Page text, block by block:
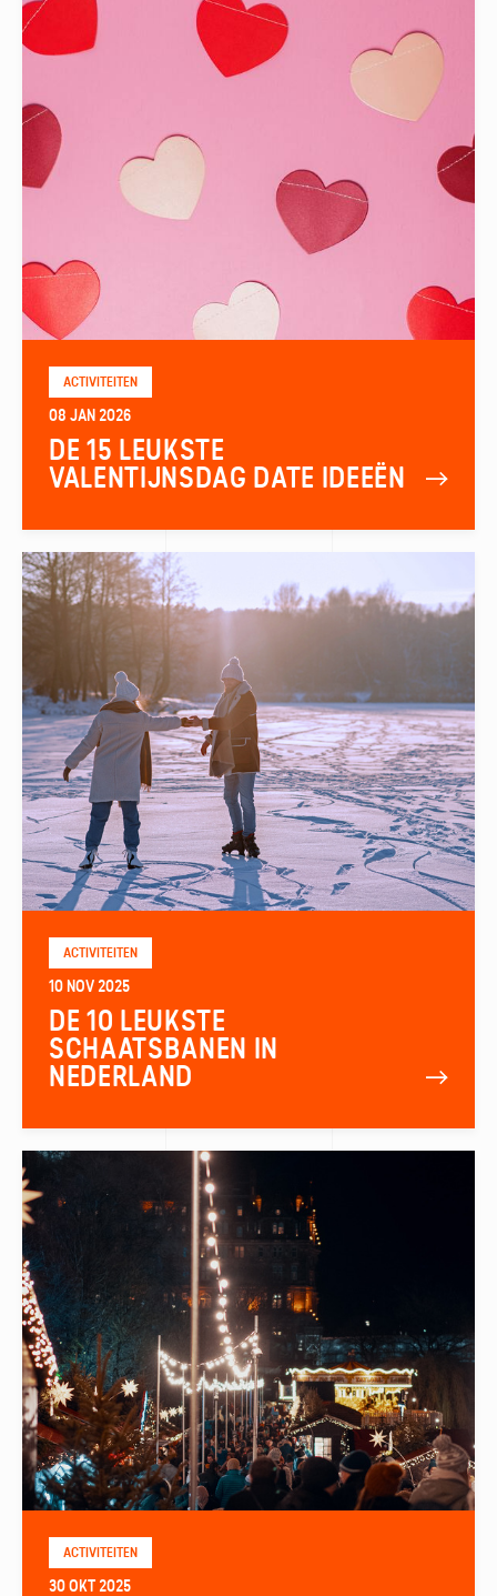
ACTIVITEITEN
08 JAN 2026
DE 15 LEUKSTE
VALENTIJNSDAG DATE IDEEËN
ACTIVITEITEN
10 NOV 2025
DE 10 LEUKSTE
SCHAATSBANEN IN
NEDERLAND
ACTIVITEITEN
30 OKT 2025